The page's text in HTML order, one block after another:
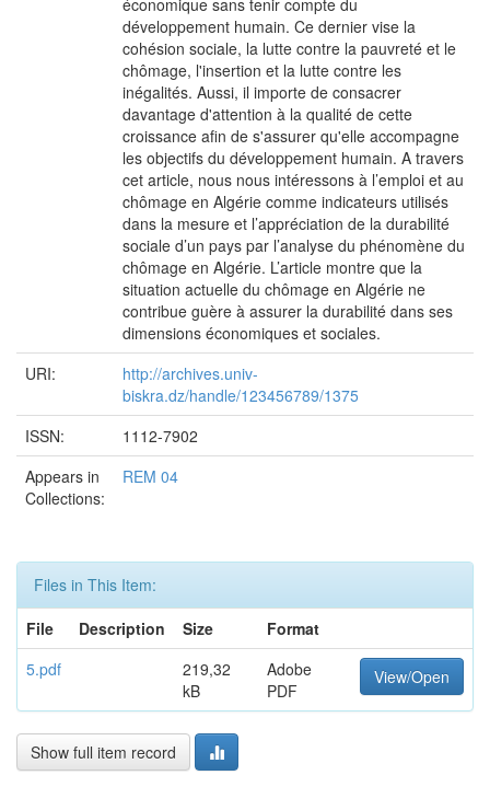
économique sans tenir compte du
développement humain. Ce dernier vise la
cohésion sociale, la lutte contre la pauvreté et le
chômage, l'insertion et la lutte contre les
inégalités. Aussi, il importe de consacrer
davantage d'attention à la qualité de cette
croissance afin de s'assurer qu'elle accompagne
les objectifs du développement humain. A travers
cet article, nous nous intéressons à l’emploi et au
chômage en Algérie comme indicateurs utilisés
dans la mesure et l’appréciation de la durabilité
sociale d’un pays par l’analyse du phénomène du
chômage en Algérie. L’article montre que la
situation actuelle du chômage en Algérie ne
contribue guère à assurer la durabilité dans ses
dimensions économiques et sociales.
URI:
http://archives.univ-
biskra.dz/handle/123456789/1375
ISSN:
1112-7902
Appears in
Collections:
REM 04
Files in This Item:
File
Description Size
Format
5.pdf
219,32
kB
Adobe
PDF
View/Open
Show full item record